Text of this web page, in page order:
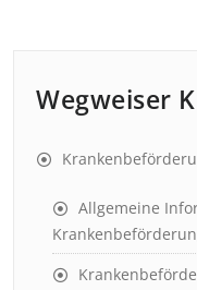
Wegweiser
Allgemeine